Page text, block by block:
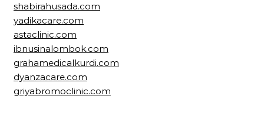
shabirahusada.com
yadikacare.com
astaclinic.com
ibnusinalombok.com
grahamedicalkurdi.com
dyanzacare.com
griyabromoclinic.com